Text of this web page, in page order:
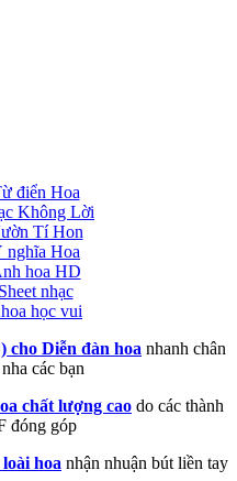
điển Hoa
Không Lời
Tí Hon
nghĩa Hoa
hoa HD
Sheet nhạc
học vui
cho Diễn đàn hoa nhanh chân
các bạn
chất lượng cao do các thành
đóng góp
hoa nhận nhuận bút liền tay